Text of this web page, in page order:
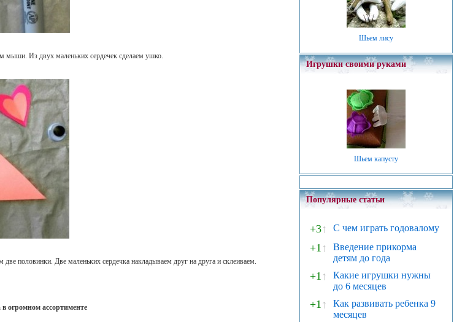
мыши. Из двух маленьких сердечек сделаем ушко.
половинки. Две маленьких сердечка накладываем друг на друга и склеиваем.
в огромном ассортименте
Шьем лису
Игрушки своими руками
Шьем капусту
Популярные статьи
+3↑ С чем играть годовалому
+1↑
Введение прикорма
детям до года
+1↑
Какие игрушки нужны
до 6 месяцев
+1↑
Как развивать ребенка 9
месяцев